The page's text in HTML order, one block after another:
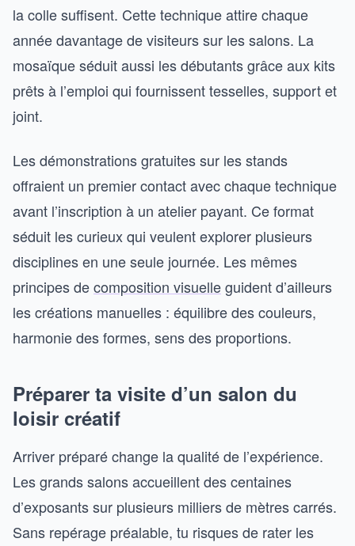
la colle suffisent. Cette technique attire chaque
année davantage de visiteurs sur les salons. La
mosaïque séduit aussi les débutants grâce aux kits
prêts à l’emploi qui fournissent tesselles, support et
joint.
Les démonstrations gratuites sur les stands
offraient un premier contact avec chaque technique
avant l’inscription à un atelier payant. Ce format
séduit les curieux qui veulent explorer plusieurs
disciplines en une seule journée. Les mêmes
principes decomposition visuelleguident d’ailleurs
les créations manuelles : équilibre des couleurs,
harmonie des formes, sens des proportions.
Préparer ta visite d’un salon du
loisir créatif
Arriver préparé change la qualité de l’expérience.
Les grands salons accueillent des centaines
d’exposants sur plusieurs milliers de mètres carrés.
Sans repérage préalable, tu risques de rater les